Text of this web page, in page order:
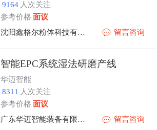
9164 人次关注
参考价格 面议
沈阳鑫格尔粉体科技有限公司
留言咨询
智能EPC系统湿法研磨产线
华迈智能
8311 人次关注
参考价格 面议
广东华迈智能装备有限公司
留言咨询